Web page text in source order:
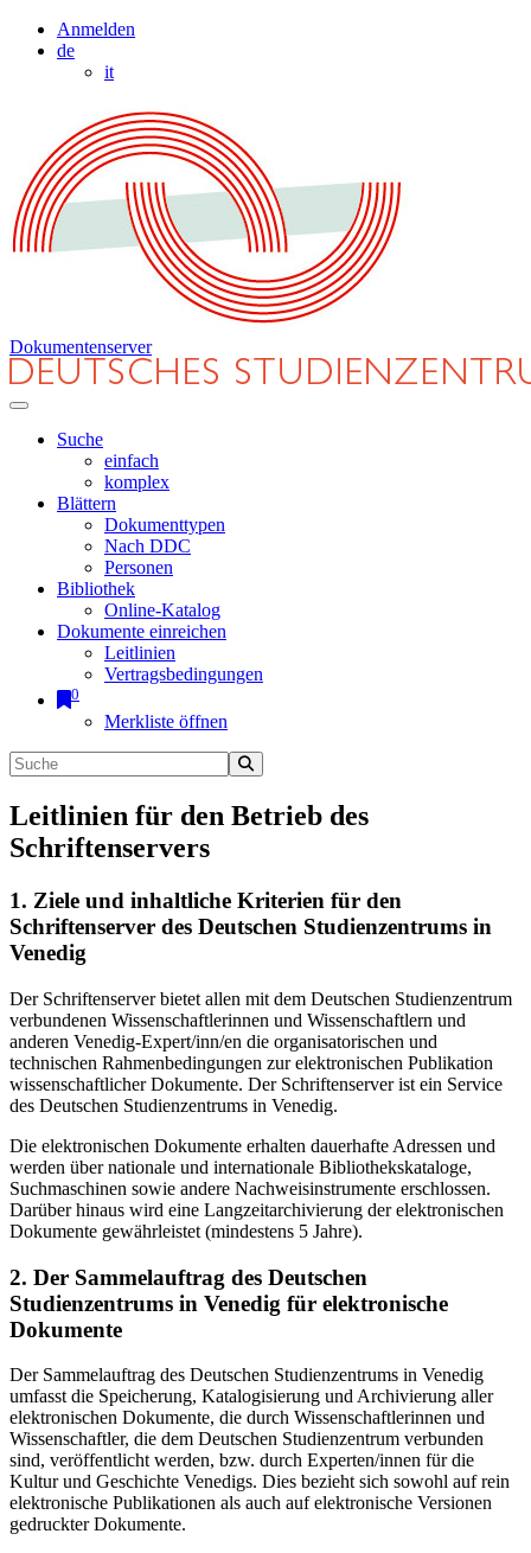
Anmelden
de
it
Dokumentenserver
Suche
einfach
komplex
Blättern
Dokumenttypen
Nach DDC
Personen
Bibliothek
Online-Katalog
Dokumente einreichen
Leitlinien
Vertragsbedingungen
0
Merkliste öffnen
Leitlinien für den Betrieb des
Schriftenservers
1. Ziele und inhaltliche Kriterien für den
Schriftenserver des Deutschen Studienzentrums in
Venedig
Der Schriftenserver bietet allen mit dem Deutschen Studienzentrum
verbundenen Wissenschaftlerinnen und Wissenschaftlern und
anderen Venedig-Expert/inn/en die organisatorischen und
technischen Rahmenbedingungen zur elektronischen Publikation
wissenschaftlicher Dokumente. Der Schriftenserver ist ein Service
des Deutschen Studienzentrums in Venedig.
Die elektronischen Dokumente erhalten dauerhafte Adressen und
werden über nationale und internationale Bibliothekskataloge,
Suchmaschinen sowie andere Nachweisinstrumente erschlossen.
Darüber hinaus wird eine Langzeitarchivierung der elektronischen
Dokumente gewährleistet (mindestens 5 Jahre).
2. Der Sammelauftrag des Deutschen
Studienzentrums in Venedig für elektronische
Dokumente
Der Sammelauftrag des Deutschen Studienzentrums in Venedig
umfasst die Speicherung, Katalogisierung und Archivierung aller
elektronischen Dokumente, die durch Wissenschaftlerinnen und
Wissenschaftler, die dem Deutschen Studienzentrum verbunden
sind, veröffentlicht werden, bzw. durch Experten/innen für die
Kultur und Geschichte Venedigs. Dies bezieht sich sowohl auf rein
elektronische Publikationen als auch auf elektronische Versionen
gedruckter Dokumente.